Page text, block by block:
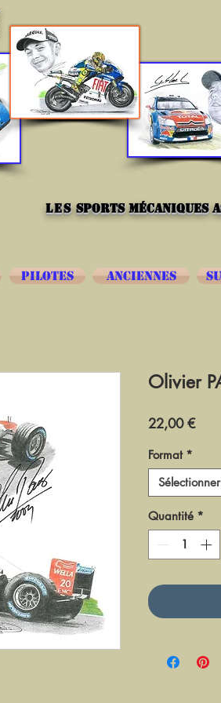
lessports mécaniques
Olivier
22,00 €Prix
Format *
Sélectionner
Quantité *
ANCIENNES
PILOTES